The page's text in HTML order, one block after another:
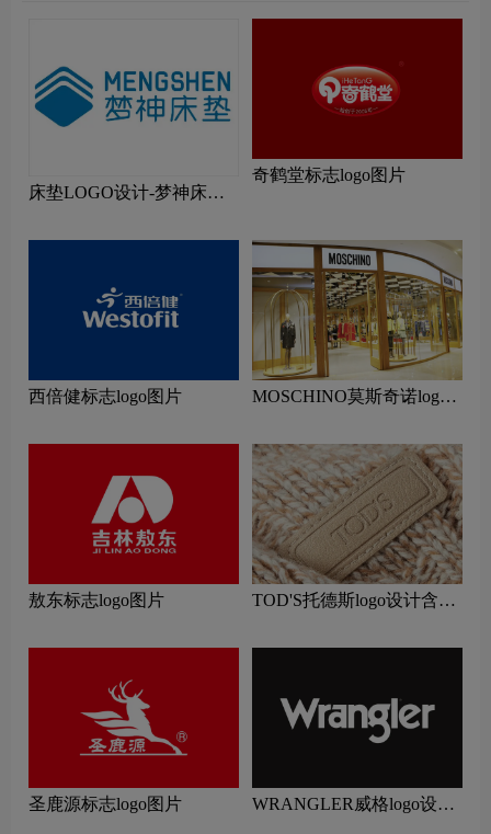
床垫LOGO设计-梦神床垫
奇鹤堂标志logo图片
西倍健标志logo图片
MOSCHINO莫斯奇诺logo
念
敖东标志logo图片
TOD'S托德斯logo设计含义
圣鹿源标志logo图片
WRANGLER威格logo设计